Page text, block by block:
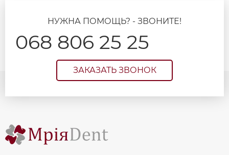
НУЖНА ПОМОЩЬ? - ЗВОНИТЕ!
068 806 25 25
ЗАКАЗАТЬ ЗВОНОК